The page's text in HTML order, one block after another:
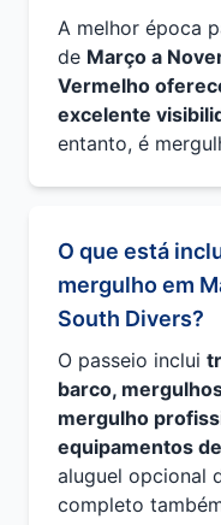
A melhor época
de Março a
Vermelho
excelente
entanto, é
O que está
mergulho em
South Divers?
O passeio inclui
barco,
mergulho
equipamentos
aluguel opcional
completo